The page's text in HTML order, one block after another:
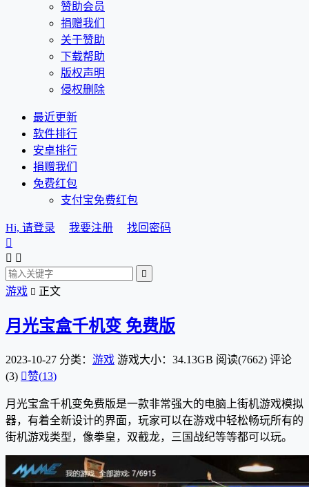
赞助会员
捐赠我们
关于赞助
下载帮助
版权声明
侵权删除
最近更新
软件排行
安卓排行
捐赠我们
免费红包
支付宝免费红包
Hi, 请登录 我要注册
找回密码

 

游戏  正文
月光宝盒千机变 免费版
2023-10-27 分类： 游戏 游戏大小：34.13GB 阅读(7662) 评论
(3) 赞(13)
月光宝盒千机变免费版是一款非常强大的电脑上街机游戏模拟
器，有着全新设计的界面，玩家可以在游戏中轻松畅玩所有的
街机游戏类型，像拳皇，双截龙，三国战纪等等都可以玩。